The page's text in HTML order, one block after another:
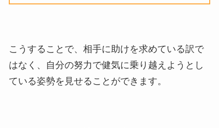
こうすることで、相手に助けを求めている訳で
はなく、自分の努力で健気に乗り越えようとし
ている姿勢を見せることができます。